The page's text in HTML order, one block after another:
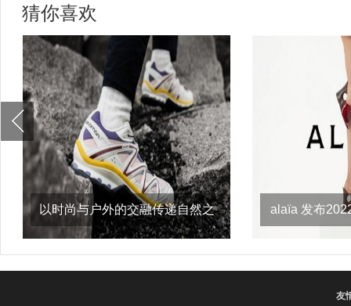
猜你喜欢
以时尚与户外的交融传递自然之
意，salomon
alaïa 发布
友